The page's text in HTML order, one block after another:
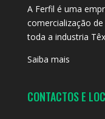
A Ferfil é uma
comercialização
toda a industria
Saiba mais
CONTACTOS E